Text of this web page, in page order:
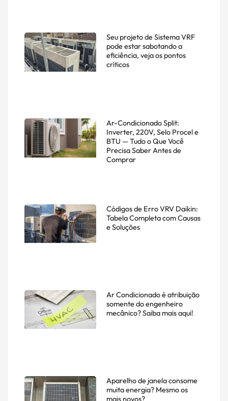
Seu projeto de Sistema VRF
pode estar sabotando a
eficiência, veja os pontos
críticos
Ar-Condicionado Split:
Inverter, 220V, Selo Procel e
BTU — Tudo o Que Você
Precisa Saber Antes de
Comprar
Códigos de Erro VRV Daikin:
Tabela Completa com Causas
e Soluções
Ar Condicionado é atribuição
somente do engenheiro
mecânico? Saiba mais aqui!
Aparelho de janela consome
muita energia? Mesmo os
mais novos?